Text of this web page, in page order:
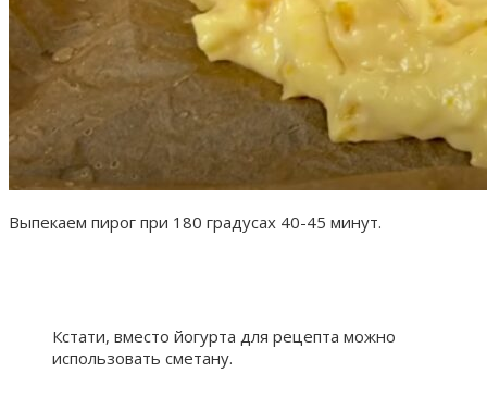
Выпекаем пирог при 180 градусах 40-45 минут.
Кстати, вместо йогурта для рецепта можно
использовать сметану.